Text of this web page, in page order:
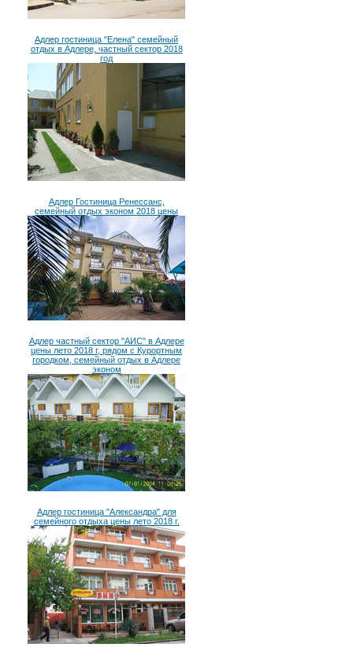
Адлер гостиница "Елена" семейный
отдых в Адлере, частный сектор 2018
год
Адлер Гостиница Ренессанс,
семейный отдых эконом 2018 цены
Адлер частный сектор "АИС" в Адлере
цены лето 2018 г, рядом с Курортным
городком, семейный отдых в Адлере
эконом
Адлер гостиница "Александра" для
семейного отдыха цены лето 2018 г.